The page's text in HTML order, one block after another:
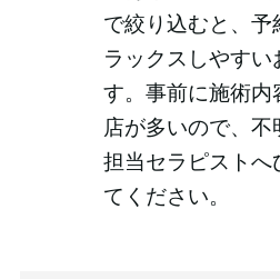
で絞り込むと、予
ラックスしやすい
す。事前に施術内
店が多いので、
担当セラピストへ
てください。